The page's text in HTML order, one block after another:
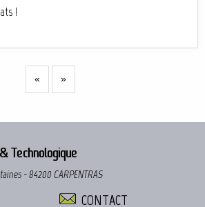
!
« »
Technologique
- 84200 CARPENTRAS
CONTACT